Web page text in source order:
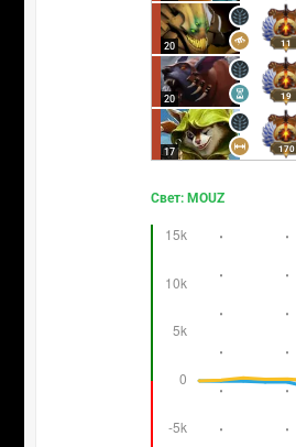
20 11
20 19
17 170
Свет: MOUZ